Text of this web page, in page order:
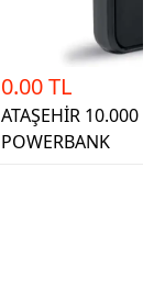
0.00 TL
ATAŞEHİR 10.000
POWERBANK